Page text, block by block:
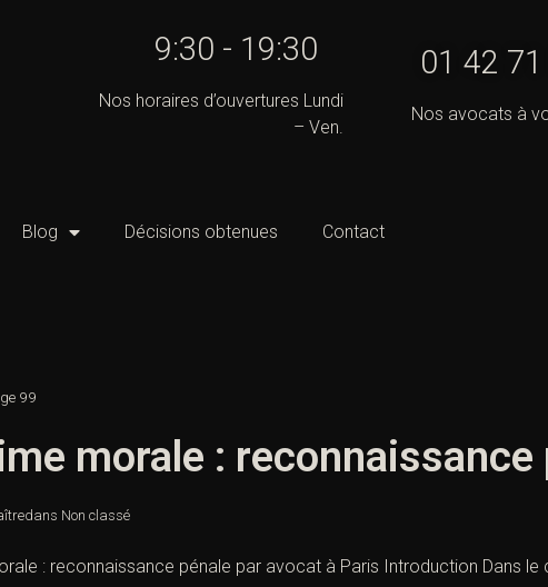
9:30 - 19:30
Nos horaires d’ouvertures Lundi
– Ven.
01 42
Nos avocats à
Blog Décisions obtenues Contact
99
morale : reconnaissance
dans Non classé
: reconnaissance pénale par avocat à Paris Introduction Dans